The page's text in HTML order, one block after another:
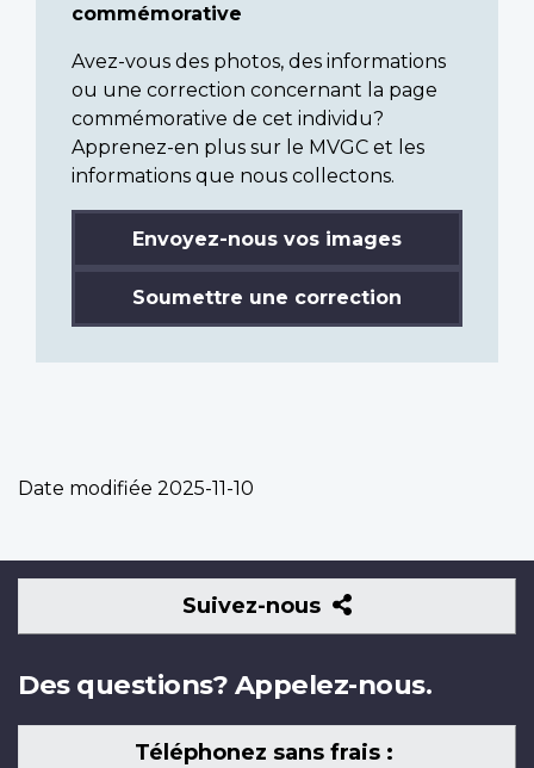
commémorative
Avez-vous des photos, des informations
ou une correction concernant la page
commémorative de cet individu?
Apprenez-en plus sur le MVGC et les
informations que nous collectons.
Envoyez-nous vos images
Soumettre une correction
Date modifiée 2025-11-10
Suivez-nous
Suivez-
nous
Des questions? Appelez-nous.
Téléphonez sans frais :